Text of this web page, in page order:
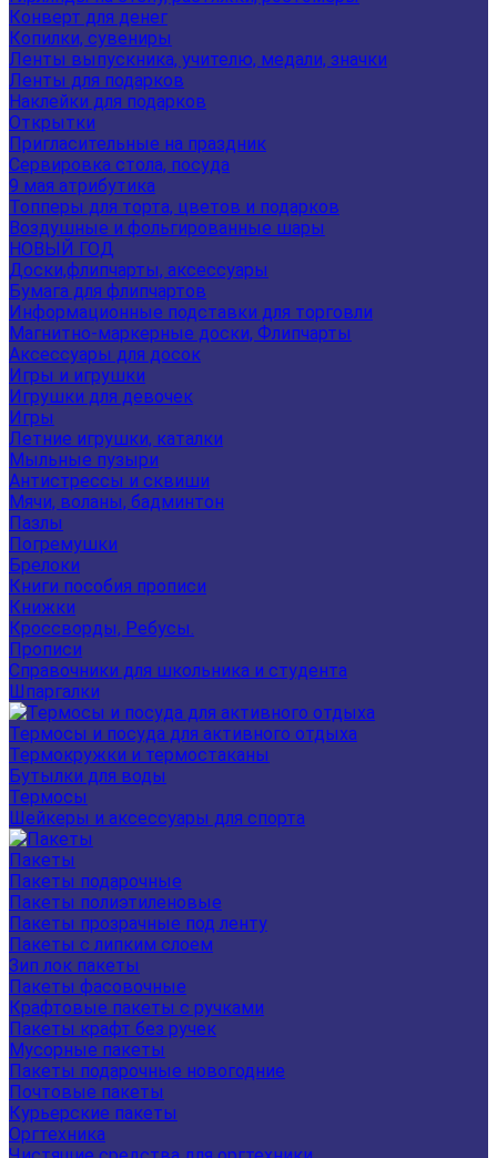
Конверт для денег
Копилки, сувениры
Ленты выпускника, учителю, медали, значки
Ленты для подарков
Наклейки для подарков
Открытки
Пригласительные на праздник
Сервировка стола, посуда
9 мая атрибутика
Топперы для торта, цветов и подарков
Воздушные и фольгированные шары
НОВЫЙ ГОД
Доски,флипчарты, аксессуары
Бумага для флипчартов
Информационные подставки для торговли
Магнитно-маркерные доски, Флипчарты
Аксессуары для досок
Игры и игрушки
Игрушки для девочек
Игры
Летние игрушки, каталки
Мыльные пузыри
Антистрессы и сквиши
Мячи, воланы, бадминтон
Пазлы
Погремушки
Брелоки
Книги пособия прописи
Книжки
Кроссворды, Ребусы.
Прописи
Справочники для школьника и студента
Шпаргалки
Термосы и посуда для активного отдыха
Термокружки и термостаканы
Бутылки для воды
Термосы
Шейкеры и аксессуары для спорта
Пакеты
Пакеты подарочные
Пакеты полиэтиленовые
Пакеты прозрачные под ленту
Пакеты с липким слоем
Зип лок пакеты
Пакеты фасовочные
Крафтовые пакеты с ручками
Пакеты крафт без ручек
Мусорные пакеты
Пакеты подарочные новогодние
Почтовые пакеты
Курьерские пакеты
Оргтехника